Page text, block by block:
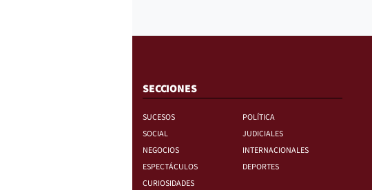
SECCIONES
SUCESOS
POLÍTICA
SOCIAL
JUDICIALES
NEGOCIOS
INTERNACIONALES
ESPECTÁCULOS
DEPORTES
CURIOSIDADES